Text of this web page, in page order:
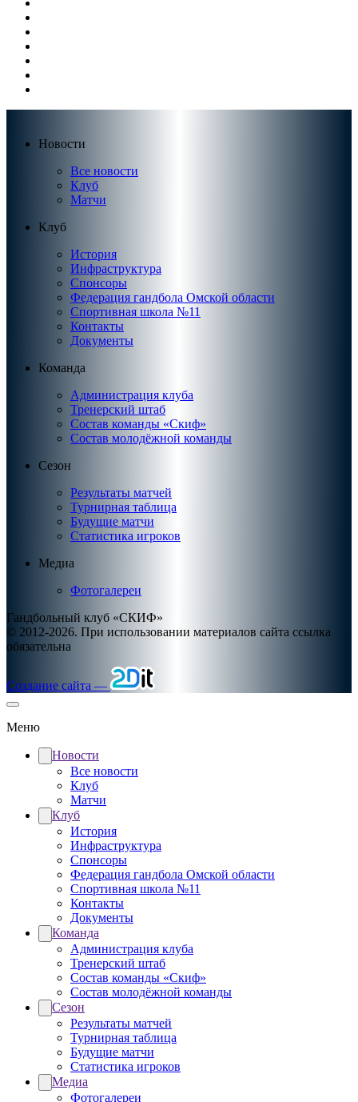
Новости
Все новости
Клуб
Матчи
Клуб
История
Инфраструктура
Спонсоры
Федерация гандбола Омской области
Спортивная школа №11
Контакты
Документы
Команда
Администрация клуба
Тренерский штаб
Состав команды «Скиф»
Состав молодёжной команды
Сезон
Результаты матчей
Турнирная таблица
Будущие матчи
Статистика игроков
Медиа
Фотогалереи
Гандбольный клуб «СКИФ»
© 2012-2026. При использовании материалов сайта ссылка
обязательна
Создание сайта —
Меню
Новости
Все новости
Клуб
Матчи
Клуб
История
Инфраструктура
Спонсоры
Федерация гандбола Омской области
Спортивная школа №11
Контакты
Документы
Команда
Администрация клуба
Тренерский штаб
Состав команды «Скиф»
Состав молодёжной команды
Сезон
Результаты матчей
Турнирная таблица
Будущие матчи
Статистика игроков
Медиа
Фотогалереи